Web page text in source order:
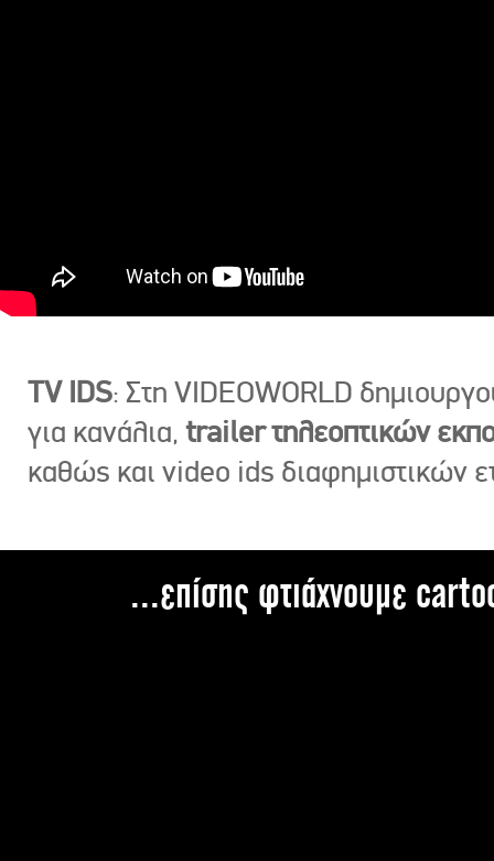
TV IDS: Στη VIDEOWORLD
για κανάλια, trailer τηλεοπτικών
καθώς και video ids διαφημιστικών
...επίσης φτιάχνουμε